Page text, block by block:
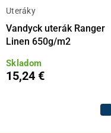
Uteráky
Vandyck uterák Ranger
Linen 650g/m2
Skladom
15,24 €